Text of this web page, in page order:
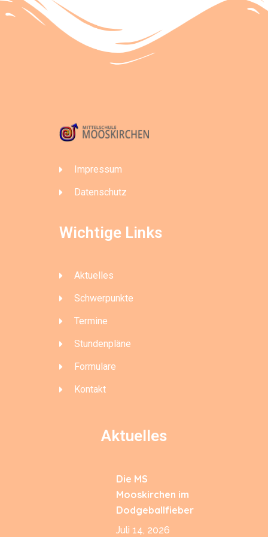
Impressum
Datenschutz
Wichtige Links
Aktuelles
Schwerpunkte
Termine
Stundenpläne
Formulare
Kontakt
Aktuelles
Die MS
Mooskirchen im
Dodgeballfieber
Juli 14, 2026